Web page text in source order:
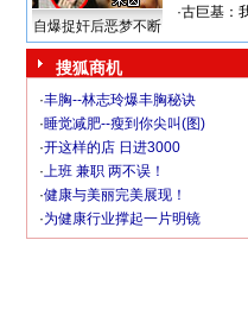
自爆捉奸后恶梦不断
·古巨基：
搜狐商机
·丰胸--林志玲爆丰胸秘诀
·睡觉减肥--瘦到你尖叫(图)
·开这样的店 日进3000
·上班 兼职 两不误！
·健康与美丽完美展现！
·为健康行业撑起一片明镜